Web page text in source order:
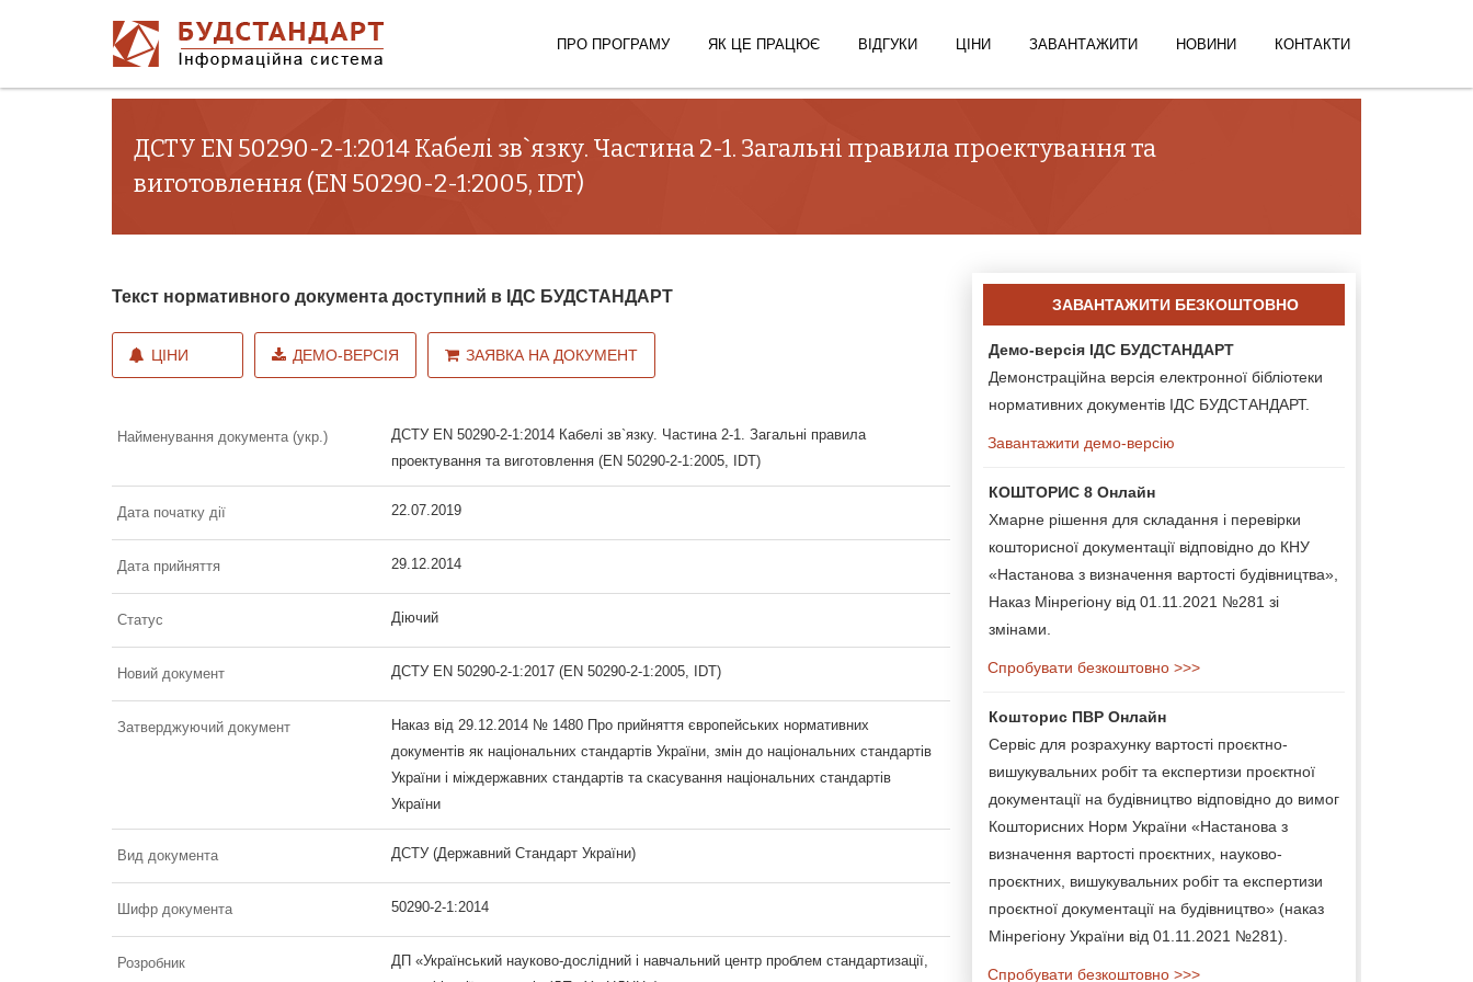
ПРО ПРОГРАМУ ЯК ЦЕ ПРАЦЮЄ ВІДГУКИ ЦІНИ ЗАВАНТАЖИТИ НОВИНИ КОНТАКТИ
ДСТУ EN 50290-2-1:2014 Кабелі зв`язку. Частина 2-1. Загальні правила проектування та
виготовлення (EN 50290-2-1:2005, IDT)
Текст нормативного документа доступний в ІДС БУДСТАНДАРТ
ЦІНИ ДЕМО-ВЕРСІЯ ЗАЯВКА НА ДОКУМЕНТ
Найменування документа (укр.)
ДСТУ EN 50290-2-1:2014 Кабелі зв`язку. Частина 2-1. Загальні правила
проектування та виготовлення (EN 50290-2-1:2005, IDT)
Дата початку дії 22.07.2019
Дата прийняття 29.12.2014
Статус Діючий
Новий документ ДСТУ EN 50290-2-1:2017 (EN 50290-2-1:2005, IDT)
Затверджуючий документ
Наказ від 29.12.2014 № 1480 Про прийняття європейських нормативних
документів як національних стандартів України, змін до національних стандартів
України і міждержавних стандартів та скасування національних стандартів
України
Вид документа ДСТУ (Державний Стандарт України)
Шифр документа 50290-2-1:2014
Розробник
ДП «Український науково-дослідний і навчальний центр проблем стандартизації,
ЗАВАНТАЖИТИ БЕЗКОШТОВНО
Демо-версія ІДС БУДСТАНДАРТ
Демонстраційна версія електронної бібліотеки
нормативних документів ІДС БУДСТАНДАРТ.
Завантажити демо-версію
КОШТОРИС 8 Онлайн
Хмарне рішення для складання і перевірки
кошторисної документації відповідно до КНУ
«Настанова з визначення вартості будівництва»,
Наказ Мінрегіону від 01.11.2021 №281 зі
змінами.
Спробувати безкоштовно >>>
Кошторис ПВР Онлайн
Сервіс для розрахунку вартості проєктно-
вишукувальних робіт та експертизи проєктної
документації на будівництво відповідно до вимог
Кошторисних Норм України «Настанова з
визначення вартості проєктних, науково-
проєктних, вишукувальних робіт та експертизи
проєктної документації на будівництво» (наказ
Мінрегіону України від 01.11.2021 №281).
Спробувати безкоштовно >>>